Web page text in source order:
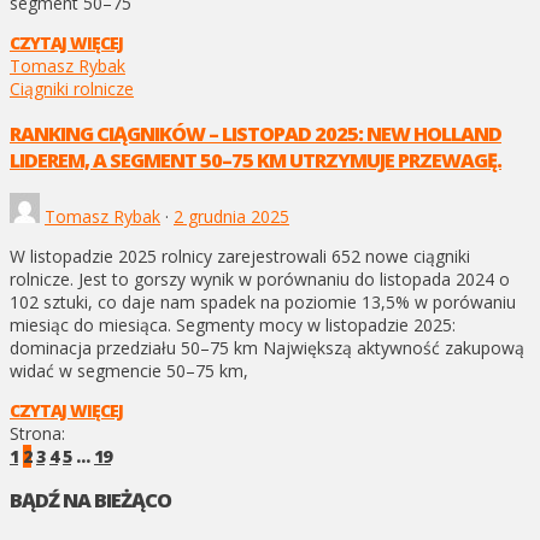
CZYTAJ WIĘCEJ
Tomasz Rybak
Ciągniki rolnicze
RANKING CIĄGNIKÓW – LISTOPAD 2025: NEW HOLLAND
LIDEREM, A SEGMENT 50–75 KM UTRZYMUJE PRZEWAGĘ.
Tomasz Rybak · 2 grudnia 2025
W listopadzie 2025 rolnicy zarejestrowali 652 nowe ciągniki
rolnicze. Jest to gorszy wynik w porównaniu do listopada 2024 o
102 sztuki, co daje nam spadek na poziomie 13,5% w porówaniu
miesiąc do miesiąca. Segmenty mocy w listopadzie 2025:
dominacja przedziału 50–75 km Największą aktywność zakupową
widać w segmencie 50–75 km,
CZYTAJ WIĘCEJ
Strona:
1 2 3 4 5 … 19
BĄDŹ NA BIEŻĄCO